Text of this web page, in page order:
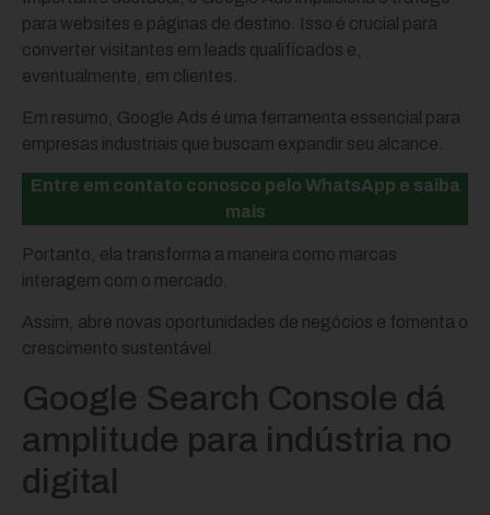
para websites e páginas de destino. Isso é crucial para
converter visitantes em leads qualificados e,
eventualmente, em clientes.
Em resumo, Google Ads é uma ferramenta essencial para
empresas industriais que buscam expandir seu alcance.
Entre em contato conosco pelo WhatsApp e saiba
mais
Portanto, ela transforma a maneira como marcas
interagem com o mercado.
Assim, abre novas oportunidades de negócios e fomenta o
crescimento sustentável.
Google Search Console dá
amplitude para indústria no
digital